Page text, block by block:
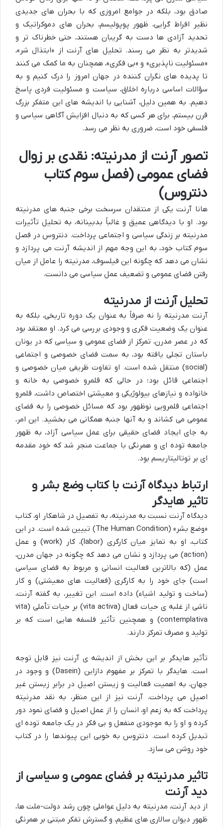
صادق بود، بلکه در جوامع امروزی که با بحران های جدیدی
نظیر افراط گرایی، ظهور پوپولیسم، بحران های دموکراتیک و
تحدید آزادی ها دست به گریبان هستند، حتی خطرناک تر و
شدیدتر به نظر می رسند. تحلیل های آرنت از «ابتذال شر»،
«مسئولیت ناپذیری» و «بی فکری»، همچنان به ما کمک می کنند
تا پدیده های نگران کننده در جهان امروز را درک کنیم و به
سؤالات اساسی درباره اخلاق، سیاست و مسئولیت فردی پاسخ
دهیم. به همین دلیل، آشنایی با اندیشه های این متفکر بزرگ
قرن بیستم، برای هر کسی که به دنبال افزایش آگاهی سیاسی و
فلسفی خود است، ضروری به نظر می رسد.
تصور آرنت از مدرنیته: نقدی بر زوال
فضای عمومی (فصل سوم کتاب
دنتروس)
هانا آرنت یکی از منتقدان سرسخت برخی جنبه های مدرنیته
بود. او با دیدگاهی عمیق و غالباً بدبینانه، به تحلیل تأثیرات
مدرنیته بر زندگی سیاسی و اجتماعی پرداخت. دنتروس در فصل
سوم کتاب خود، به این وجه مهم از اندیشه آرنت می پردازد و
نشان می دهد که چگونه این فیلسوف، مدرنیته را عامل از میان
رفتن فضای عمومی و تضعیف عمل سیاسی می دانست.
تحلیل آرنت از مدرنیته
آرنت مدرنیته را نه صرفاً به عنوان یک دوره تاریخی، بلکه به
عنوان یک وضعیت فکری و وجودی بررسی می کرد. او معتقد بود
که در عصر مدرن، تمرکز از فضای عمومی و سیاسی که در یونان
باستان تجلی یافته بود، به سمت فضای خصوصی و اجتماعی
(social) منتقل شده است. او تفاوت ظریفی میان خصوصی و
اجتماعی قائل بود؛ در حالی که قلمرو خصوصی به خانه و
خانواده و نیازهای بیولوژیکی و معیشتی اختصاص داشت، قلمرو
اجتماعی قلمرویی نوظهور بود که مسائل خصوصی را به فضای
عمومی می کشاند و به آنها جنبه همگانی می بخشید. این امر،
به جای ایجاد فضای حقیقی برای عمل سیاسی آزاد، به ظهور
جامعه توده ای و همرنگی با جماعت منجر شد که خود مقدمه
ای بر توتالیتاریسم بود.
ارتباط دیدگاه آرنت با کتاب وضع بشر و
تاثیر هایدگر
دیدگاه آرنت نسبت به مدرنیته، به تفصیل در شاهکار او، کتاب
«وضع بشر» (The Human Condition) تبیین شده است. در این
کتاب، او به تمایز میان کارگری (labor)، کار (work) و عمل
(action) می پردازد و نشان می دهد که چگونه در جهان مدرن،
عمل (که بالاترین فعالیت انسانی و مربوط به فضای سیاسی
است) جای خود را به کارگری (فعالیت های معیشتی) و کار
(ساخت و تولید اشیاء) داده است. این تغییر، به گفته آرنت،
ناشی از غلبه ی حیات فعال (vita activa) بر حیات تأملی (vita
contemplativa) و همچنین تأثیر فلسفه هایی است که بر
تولید و مصرف تمرکز دارند.
تأثیر هایدگر بر این بخش از اندیشه ی آرنت نیز قابل توجه
است. هایدگر با تمرکز بر مفهوم دازاین (Dasein) و وجود در
جهان، به اهمیت فعالیت و زیستن اصیل در برابر زیستن غیر
اصیل می پرداخت. آرنت نیز از این منظر، به نقد مدرنیته
پرداخت که به زعم او، انسان را از عمل اصیل و فضای نمود دور
کرده و او را به موجودی منفعل و بی فکر در یک جامعه توده ای
تبدیل کرده است. دنتروس به خوبی این پیوندها را در کتاب
خود روشن می سازد.
تاثیر مدرنیته بر فضای عمومی و سیاسی از
دید آرنت
از دید آرنت، مدرنیته به دلیل عواملی چون رشد دولت-ملت ها،
ظهور دیوان سالاری های عظیم، و گسترش تفکر مبتنی بر همرنگی